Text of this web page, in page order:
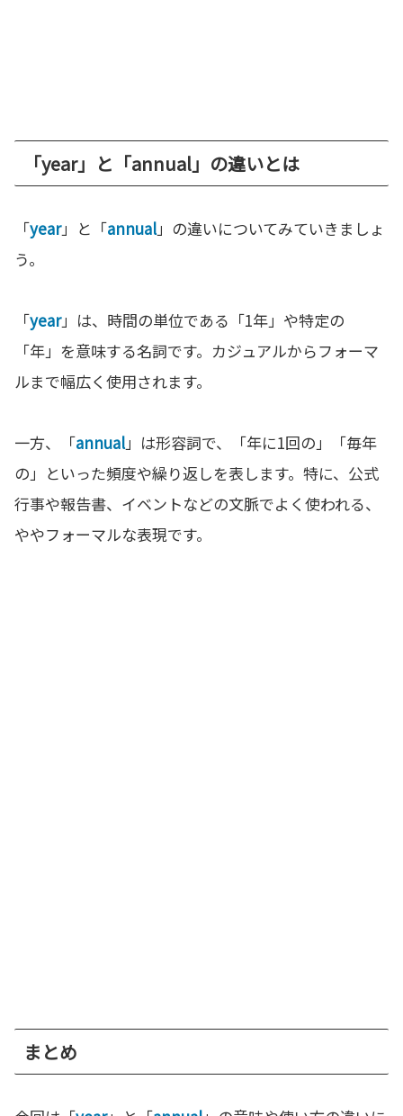
「year」と「annual」の違いとは
「year」と「annual」の違いについてみていきましょ
う。
「year」は、時間の単位である「1年」や特定の
「年」を意味する名詞です。カジュアルからフォーマ
ルまで幅広く使用されます。
一方、「annual」は形容詞で、「年に1回の」「毎年
の」といった頻度や繰り返しを表します。特に、公式
行事や報告書、イベントなどの文脈でよく使われる、
ややフォーマルな表現です。
まとめ